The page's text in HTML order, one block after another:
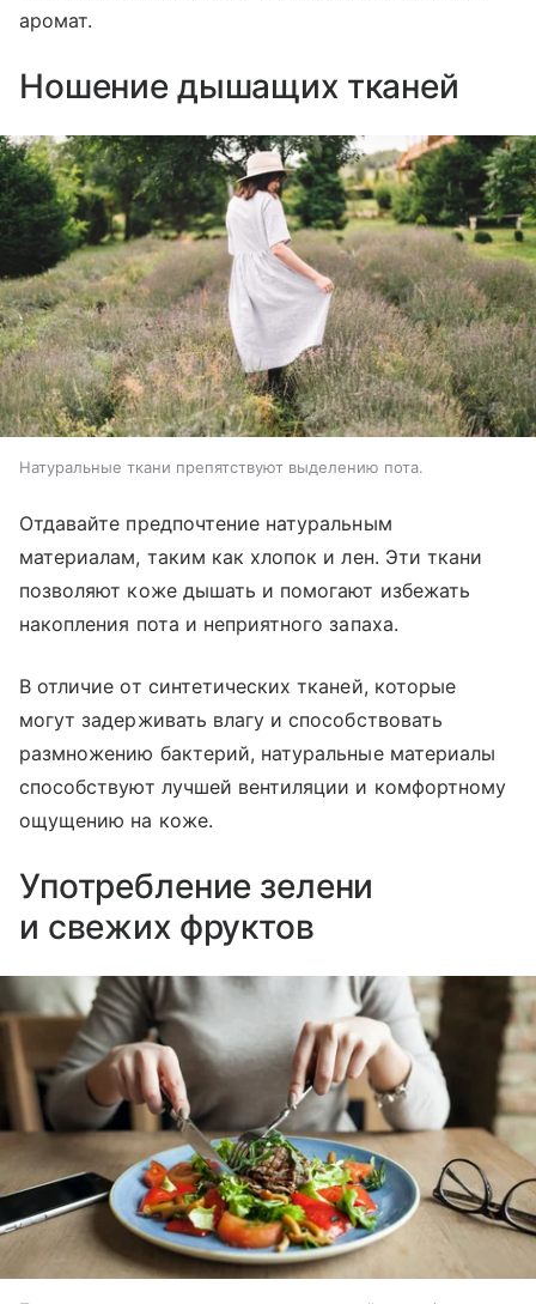
аромат.
Ношение дышащих тканей
Натуральные ткани препятствуют выделению пота.
Отдавайте предпочтение натуральным
материалам, таким как хлопок и лен. Эти ткани
позволяют коже дышать и помогают избежать
накопления пота и неприятного запаха.
В отличие от синтетических тканей, которые
могут задерживать влагу и способствовать
размножению бактерий, натуральные материалы
способствуют лучшей вентиляции и комфортному
ощущению на коже.
Употребление зелени
и свежих фруктов